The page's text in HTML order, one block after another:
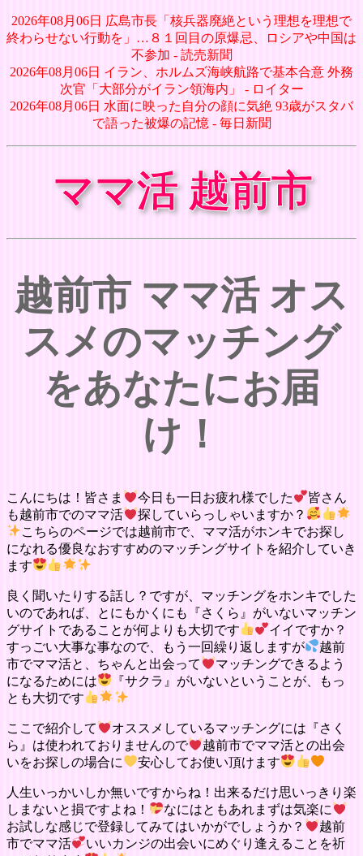
2026年08月06日 広島市長「核兵器廃絶という理想を理想で
終わらせない行動を」…８１回目の原爆忌、ロシアや中国は
不参加 - 読売新聞
2026年08月06日 イラン、ホルムズ海峡航路で基本合意 外務
次官「大部分がイラン領海内」 - ロイター
2026年08月06日 水面に映った自分の顔に気絶 93歳がスタバ
で語った被爆の記憶 - 毎日新聞
ママ活 越前市
越前市 ママ活 オス
スメのマッチング
をあなたにお届
け！
こんにちは！皆さま 今日も一日お疲れ様でした
皆さん
も越前市でのママ活
探していらっしゃいますか？
こちらのページでは越前市で、ママ活がホンキでお探し
になれる優良なおすすめのマッチングサイトを紹介していき
ます
良く聞いたりする話し？ですが、マッチングをホンキでした
いのであれば、とにもかくにも『さくら』がいないマッチン
グサイトであることが何よりも大切です
イイですか？
すっごい大事な事なので、もう一回繰り返しますが
越前
市でママ活と、ちゃんと出会って
マッチングできるよう
になるためには
『サクラ』がいないということが、もっ
とも大切です
ここで紹介して
オススメしているマッチングには『さく
ら』は使われておりませんので
越前市でママ活との出会
いをお探しの場合に
安心してお使い頂けます
人生いっかいしか無いですからね！出来るだけ思いっきり楽
しまないと損ですよね！
なにはともあれまずは気楽に
お試しな感じで登録してみてはいかがでしょうか？
越前
市でママ活
いいカンジの出会いにめぐり逢えることを祈